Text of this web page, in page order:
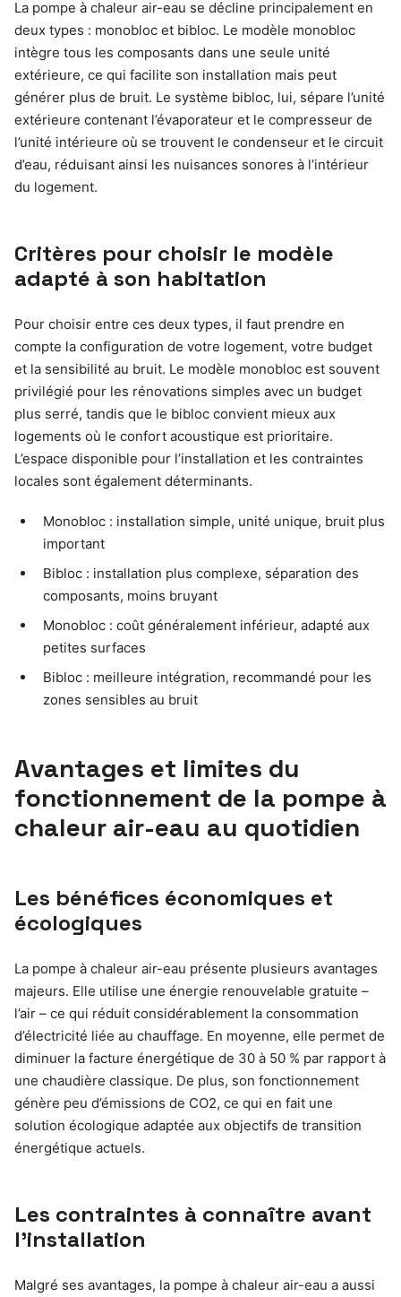
La pompe à chaleur air-eau se décline principalement en
deux types : monobloc et bibloc. Le modèle monobloc
intègre tous les composants dans une seule unité
extérieure, ce qui facilite son installation mais peut
générer plus de bruit. Le système bibloc, lui, sépare l’unité
extérieure contenant l’évaporateur et le compresseur de
l’unité intérieure où se trouvent le condenseur et le circuit
d’eau, réduisant ainsi les nuisances sonores à l’intérieur
du logement.
Critères pour choisir le modèle
adapté à son habitation
Pour choisir entre ces deux types, il faut prendre en
compte la configuration de votre logement, votre budget
et la sensibilité au bruit. Le modèle monobloc est souvent
privilégié pour les rénovations simples avec un budget
plus serré, tandis que le bibloc convient mieux aux
logements où le confort acoustique est prioritaire.
L’espace disponible pour l’installation et les contraintes
locales sont également déterminants.
Monobloc : installation simple, unité unique, bruit plus
important
Bibloc : installation plus complexe, séparation des
composants, moins bruyant
Monobloc : coût généralement inférieur, adapté aux
petites surfaces
Bibloc : meilleure intégration, recommandé pour les
zones sensibles au bruit
Avantages et limites du
fonctionnement de la pompe à
chaleur air-eau au quotidien
Les bénéfices économiques et
écologiques
La pompe à chaleur air-eau présente plusieurs avantages
majeurs. Elle utilise une énergie renouvelable gratuite –
l’air – ce qui réduit considérablement la consommation
d’électricité liée au chauffage. En moyenne, elle permet de
diminuer la facture énergétique de 30 à 50 % par rapport à
une chaudière classique. De plus, son fonctionnement
génère peu d’émissions de CO2, ce qui en fait une
solution écologique adaptée aux objectifs de transition
énergétique actuels.
Les contraintes à connaître avant
l’installation
Malgré ses avantages, la pompe à chaleur air-eau a aussi